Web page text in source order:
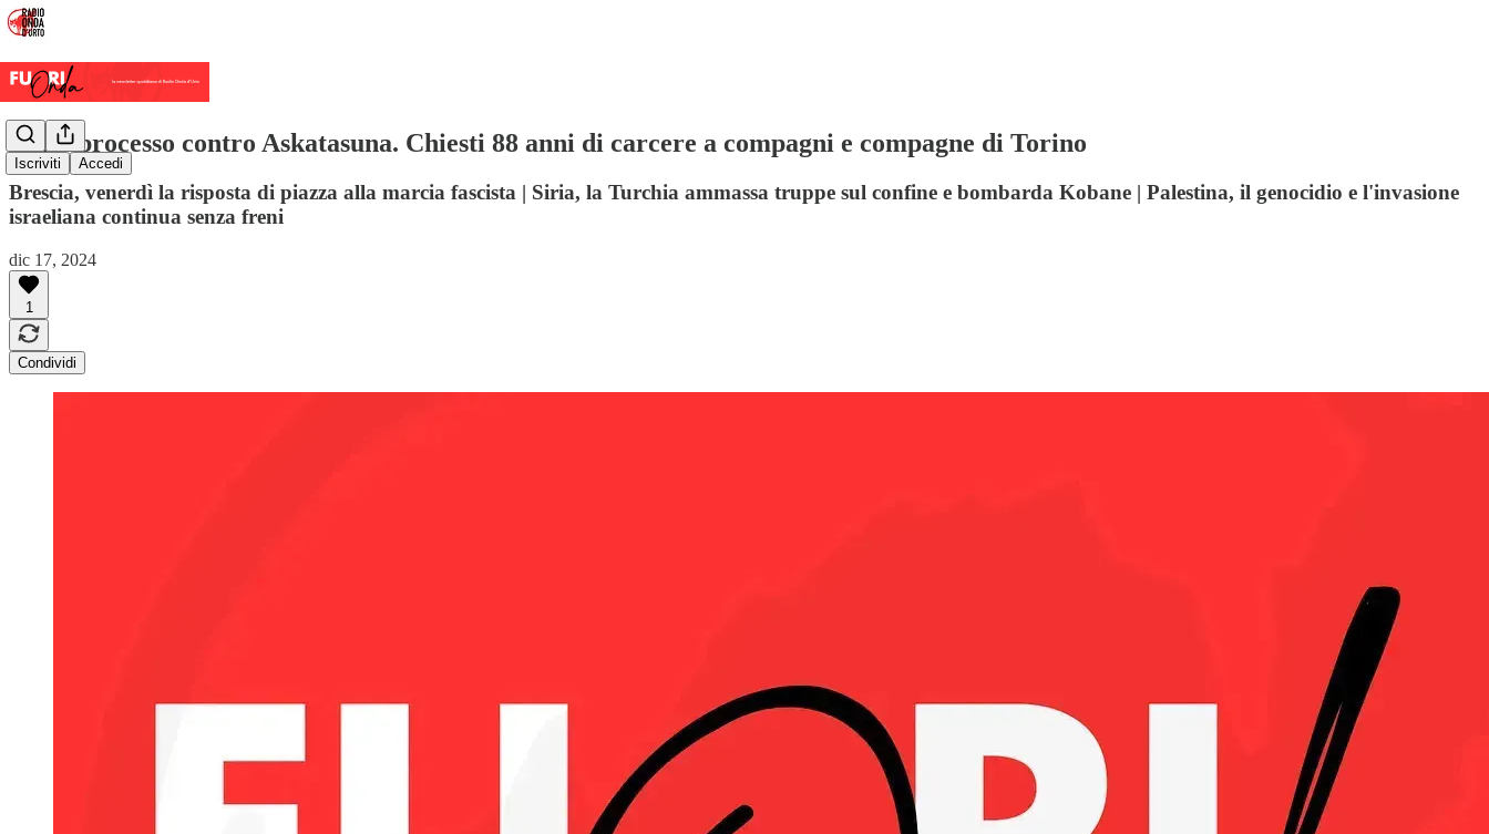
Iscriviti Accedi
Maxi-processo contro Askatasuna. Chiesti 88 anni di carcere a compagni e compagne di Torino
Brescia, venerdì la risposta di piazza alla marcia fascista | Siria, la Turchia ammassa truppe sul confine e bombarda Kobane | Palestina, il genocidio e l'invasione
israeliana continua senza freni
dic 17, 2024
1
Condividi